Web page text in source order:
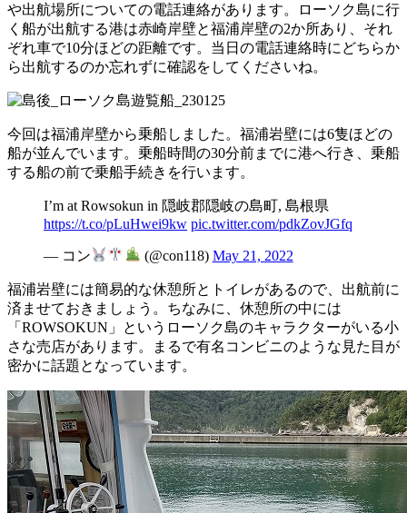
や出航場所についての電話連絡があります。ローソク島に行
く船が出航する港は赤崎岸壁と福浦岸壁の2か所あり、それ
ぞれ車で10分ほどの距離です。当日の電話連絡時にどちらか
ら出航するのか忘れずに確認をしてくださいね。
今回は福浦岸壁から乗船しました。福浦岩壁には6隻ほどの
船が並んでいます。乗船時間の30分前までに港へ行き、乗船
する船の前で乗船手続きを行います。
I’m at Rowsokun in 隠岐郡隠岐の島町, 島根県
https://t.co/pLuHwei9kw pic.twitter.com/pdkZovJGfq
— コン (@con118) May 21, 2022
福浦岩壁には簡易的な休憩所とトイレがあるので、出航前に
済ませておきましょう。ちなみに、休憩所の中には
「ROWSOKUN」というローソク島のキャラクターがいる小
さな売店があります。まるで有名コンビニのような見た目が
密かに話題となっています。